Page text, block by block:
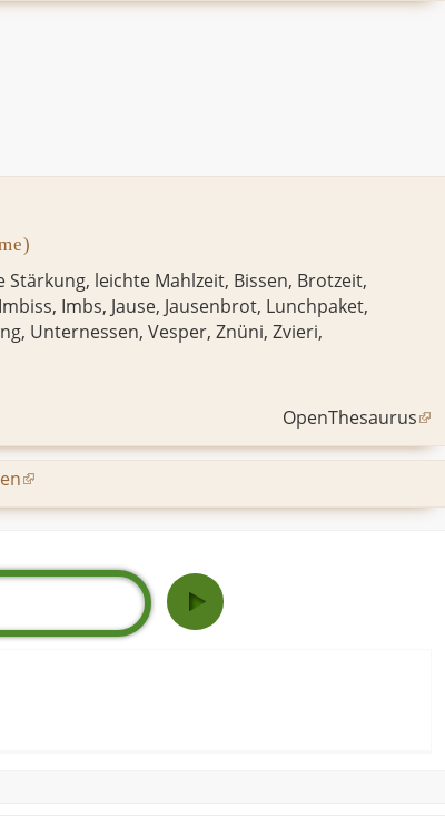
Stärkung, leichte Mahlzeit, Bissen, Brotzeit,
Imbiss, Imbs, Jause, Jausenbrot, Lunchpaket,
, Unternessen, Vesper, Znüni, Zvieri,
OpenThesaurus